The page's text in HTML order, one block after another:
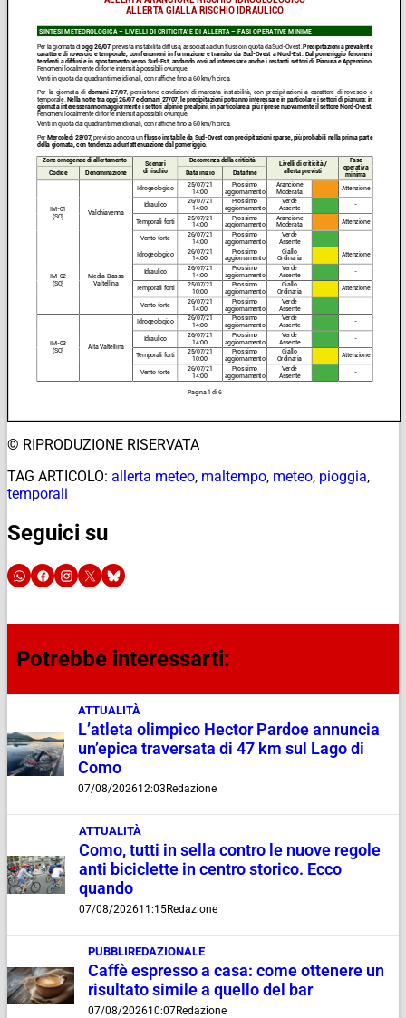
© RIPRODUZIONE RISERVATA
TAG ARTICOLO: allerta meteo, maltempo, meteo, pioggia,
temporali
Seguici su
Potrebbe interessarti:
ATTUALITÀ
L’atleta olimpico Hector Pardoe annuncia
un’epica traversata di 47 km sul Lago di
Como
07/08/202612:03 Redazione
ATTUALITÀ
Como, tutti in sella contro le nuove regole
anti biciclette in centro storico. Ecco
quando
07/08/202611:15Redazione
PUBBLIREDAZIONALE
Caffè espresso a casa: come ottenere un
risultato simile a quello del bar
07/08/202610:07Redazione